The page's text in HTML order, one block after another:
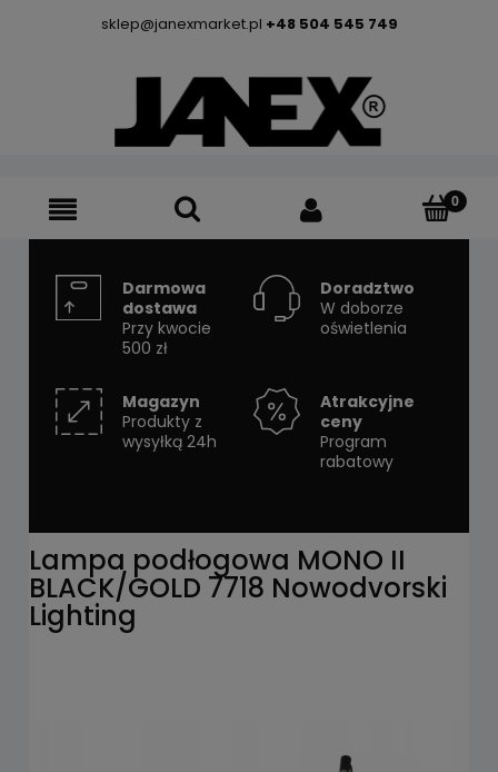
sklep@janexmarket.pl +48 504 545 749
Darmowa
dostawa
Przy kwocie
500 zł
Doradztwo
W doborze
oświetlenia
Magazyn
Produkty z
wysyłką 24h
Atrakcyjne
ceny
Program
rabatowy
Lampa podłogowa MONO II
BLACK/GOLD 7718 Nowodvorski
Lighting